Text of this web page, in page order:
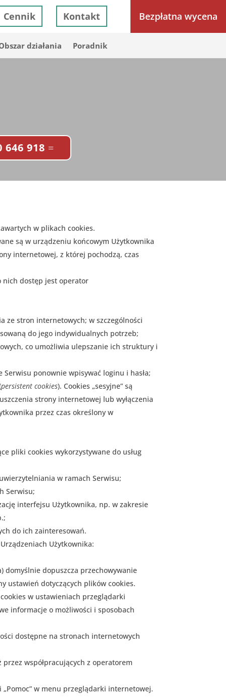
Cennik Kontakt Bezpłatna wycena
działania Poradnik
646 918
w plikach cookies.
są w urządzeniu końcowym Użytkownika
internetowej, z której pochodzą, czas
nich dostęp jest operator
ze stron internetowych; w szczególności
do jego indywidualnych potrzeb;
co umożliwia ulepszanie ich struktury i
ponownie wpisywać loginu i hasła;
persistent cookies). Cookies „sesyjne” są
strony internetowej lub wyłączenia
przez czas określony w
pliki cookies wykorzystywane do usług
w ramach Serwisu;
Serwisu;
interfejsu Użytkownika, np. w zakresie
do ich zainteresowań.
Użytkownika:
domyślnie dopuszcza przechowywanie
ustawień dotyczących plików cookies.
w ustawieniach przeglądarki
informacje o możliwości i sposobach
dostępne na stronach internetowych
współpracujących z operatorem
w menu przeglądarki internetowej.